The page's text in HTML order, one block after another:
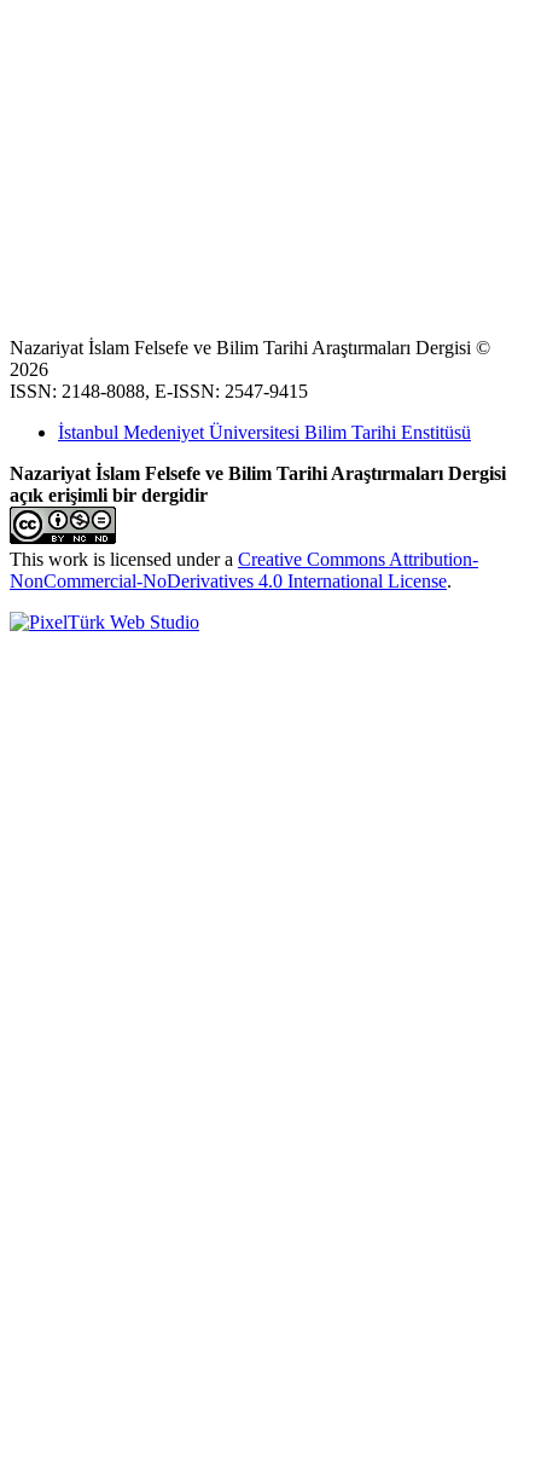
Nazariyat İslam Felsefe ve Bilim Tarihi Araştırmaları Dergisi ©
2026
ISSN: 2148-8088, E-ISSN: 2547-9415
İstanbul Medeniyet Üniversitesi Bilim Tarihi Enstitüsü
Nazariyat İslam Felsefe ve Bilim Tarihi Araştırmaları Dergisi
açık erişimli bir dergidir
This work is licensed under a Creative Commons Attribution-
NonCommercial-NoDerivatives 4.0 International License.